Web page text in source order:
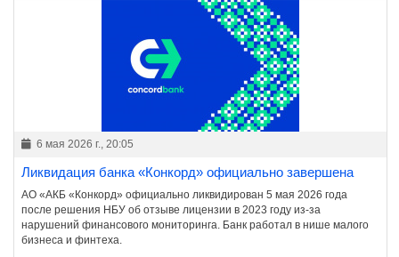
6 мая 2026 г., 20:05
Ликвидация банка «Конкорд» официально завершена
АО «АКБ «Конкорд» официально ликвидирован 5 мая 2026 года
после решения НБУ об отзыве лицензии в 2023 году из-за
нарушений финансового мониторинга. Банк работал в нише малого
бизнеса и финтеха.